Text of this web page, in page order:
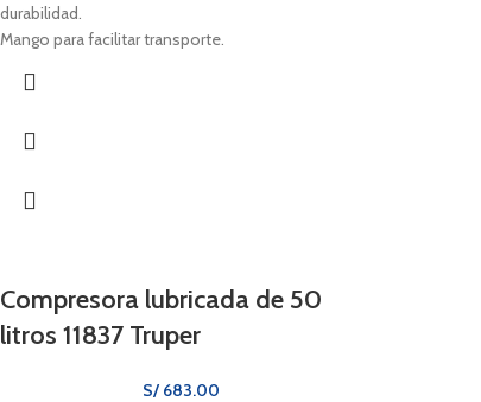
durabilidad.
Mango para facilitar transporte.
Compresora lubricada de 50
litros 11837 Truper
S/ 683.00